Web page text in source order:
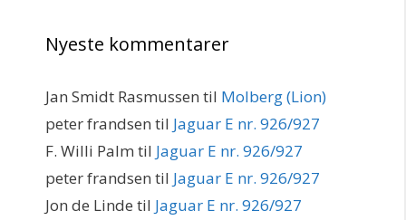
Nyeste kommentarer
Jan Smidt Rasmussen til Molberg (Lion)
peter frandsen til Jaguar E nr. 926/927
F. Willi Palm til Jaguar E nr. 926/927
peter frandsen til Jaguar E nr. 926/927
Jon de Linde til Jaguar E nr. 926/927